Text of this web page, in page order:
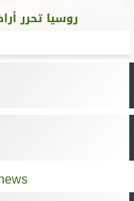
روسيا تحرر